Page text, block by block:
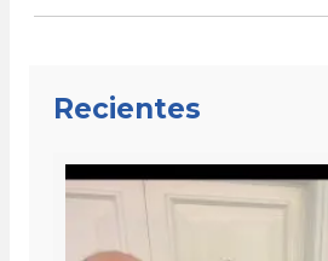
Recientes